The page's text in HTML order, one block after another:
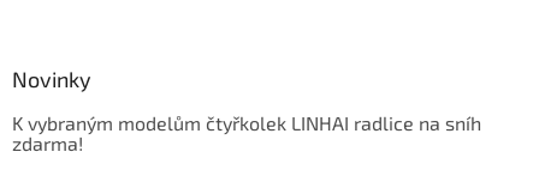
Novinky
K vybraným modelům čtyřkolek LINHAI radlice na sníh
zdarma!